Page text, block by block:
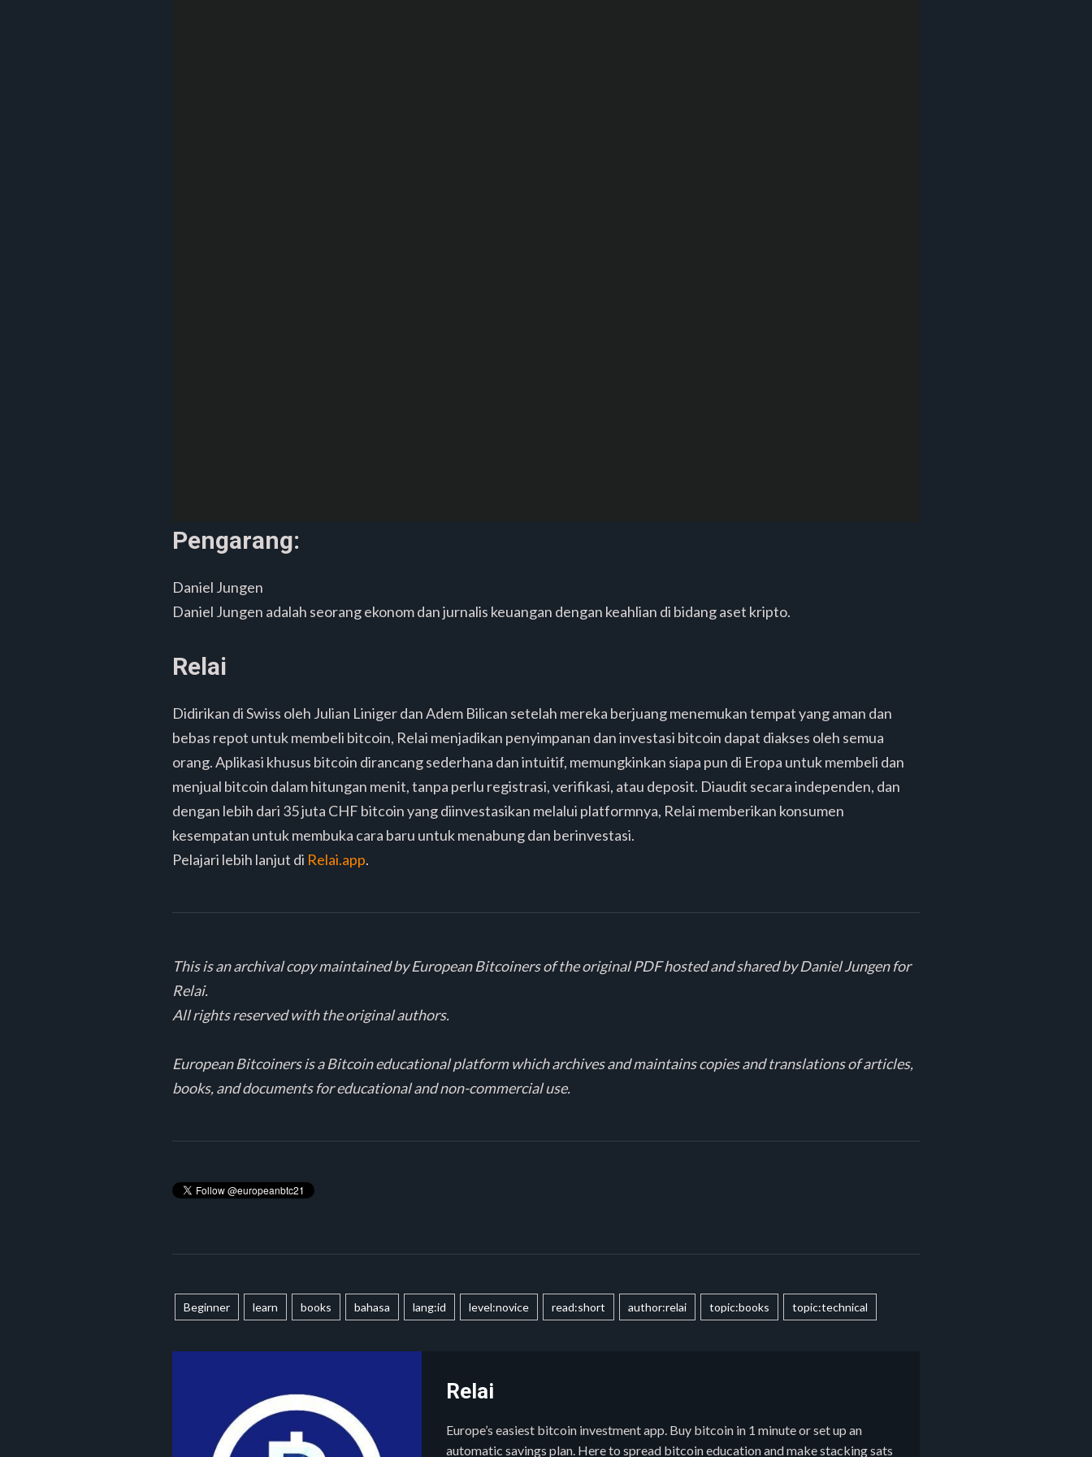
Pengarang:
Daniel Jungen
Daniel Jungen adalah seorang ekonom dan jurnalis keuangan dengan keahlian di bidang aset kripto.
Relai
Didirikan di Swiss oleh Julian Liniger dan Adem Bilican setelah mereka berjuang menemukan tempat yang aman dan
bebas repot untuk membeli bitcoin, Relai menjadikan penyimpanan dan investasi bitcoin dapat diakses oleh semua
orang. Aplikasi khusus bitcoin dirancang sederhana dan intuitif, memungkinkan siapa pun di Eropa untuk membeli dan
menjual bitcoin dalam hitungan menit, tanpa perlu registrasi, verifikasi, atau deposit. Diaudit secara independen, dan
dengan lebih dari 35 juta CHF bitcoin yang diinvestasikan melalui platformnya, Relai memberikan konsumen
kesempatan untuk membuka cara baru untuk menabung dan berinvestasi.
Pelajari lebih lanjut di Relai.app.
This is an archival copy maintained by European Bitcoiners of the original PDF hosted and shared by Daniel Jungen for
Relai.
All rights reserved with the original authors.
European Bitcoiners is a Bitcoin educational platform which archives and maintains copies and translations of articles,
books, and documents for educational and non-commercial use.
Beginner learn books bahasa lang:id level:novice read:short author:relai topic:books topic:technical
Relai
Europe’s easiest bitcoin investment app. Buy bitcoin in 1 minute or set up an
automatic savings plan. Here to spread bitcoin education and make stacking sats